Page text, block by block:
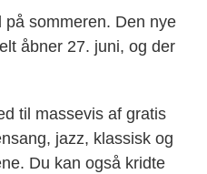
sommeren. Den nye
åbner 27. juni, og der
til massevis af gratis
jazz, klassisk og
Du kan også kridte